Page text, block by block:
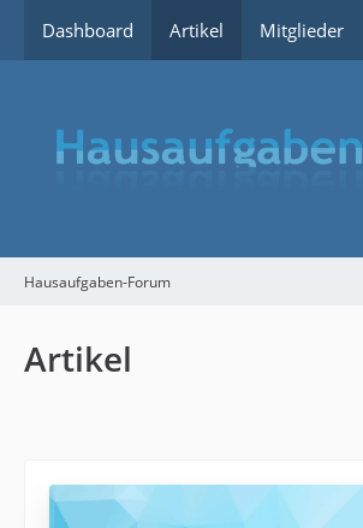
Dashboard Artikel Mitglieder
Hausaufgaben-Forum
Artikel